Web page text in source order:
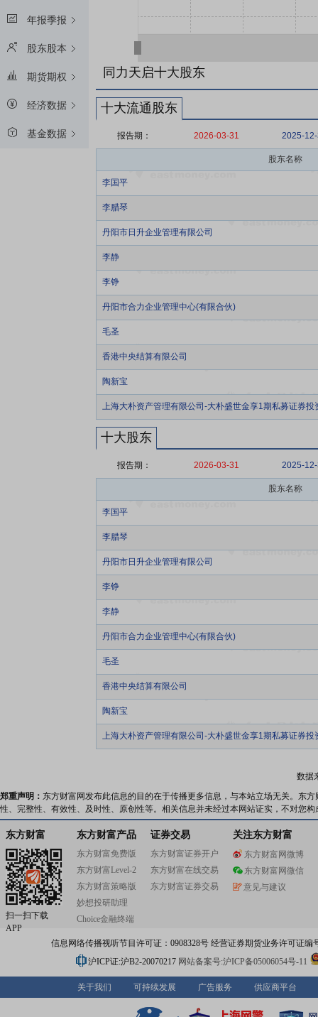
年报季报
股东股本
期货期权
经济数据
基金数据
同力天启十大股东
十大流通股东
报告期： 2026-03-31 2025-
股东名称
李国平
李腊琴
丹阳市日升企业管理有限公司
李静
李铮
丹阳市合力企业管理中心(有限合伙)
毛圣
香港中央结算有限公司
陶新宝
上海大朴资产管理有限公司-大朴盛世金享1期私募证券投
十大股东
报告期： 2026-03-31 2025-
股东名称
李国平
李腊琴
丹阳市日升企业管理有限公司
李铮
李静
丹阳市合力企业管理中心(有限合伙)
毛圣
香港中央结算有限公司
陶新宝
上海大朴资产管理有限公司-大朴盛世金享1期私募证券投
数据
郑重声明： 东方财富网发布此信息的目的在于传播更多信息，与本站立场无关。东
性、完整性、有效性、及时性、原创性等。相关信息并未经过本网站证实，不对您
东方财富
扫一扫下载
APP
东方财富产品
东方财富免费版
东方财富Level-2
东方财富策略版
妙想投研助理
Choice金融终端
证券交易
东方财富证券开户
东方财富在线交易
东方财富证券交易
关注东方财富
东方财富网微博
东方财富网微信
意见与建议
信息网络传播视听节目许可证：0908328号 经营证券期货业务许可证编
沪ICP证:沪B2-20070217 网站备案号:沪ICP备05006054号-11
关于我们 可持续发展 广告服务 供应商平台